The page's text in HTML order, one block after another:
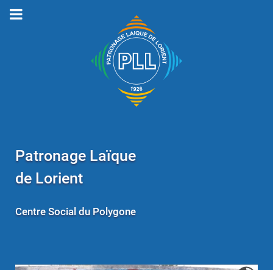
Patronage Laïque
de Lorient
Centre Social du Polygone